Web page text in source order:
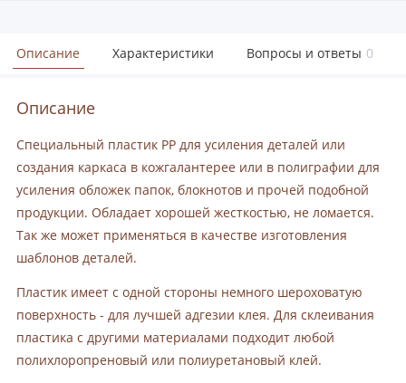
Описание Характеристики Вопросы и ответы 0
Описание
Специальный пластик PP для усиления деталей или
создания каркаса в кожгалантерее или в полиграфии для
усиления обложек папок, блокнотов и прочей подобной
продукции. Обладает хорошей жесткостью, не ломается.
Так же может применяться в качестве изготовления
шаблонов деталей.
Пластик имеет с одной стороны немного шероховатую
поверхность - для лучшей адгезии клея. Для склеивания
пластика с другими материалами подходит любой
полихлоропреновый или полиуретановый клей.